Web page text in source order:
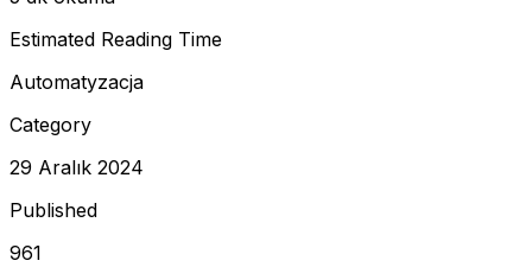
Estimated Reading Time
Automatyzacja
Category
29 Aralık 2024
Published
961